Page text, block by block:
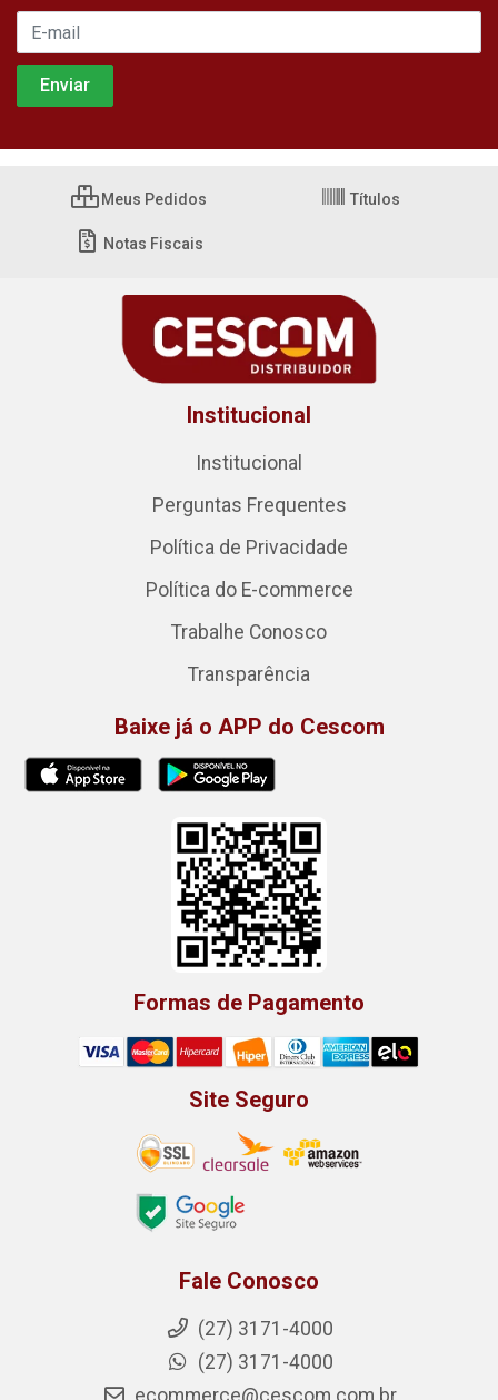
Meus Pedidos Títulos
Notas Fiscais
Institucional
Institucional
Perguntas Frequentes
Política de Privacidade
Política do E-commerce
Trabalhe Conosco
Transparência
Baixe já o APP do Cescom
Formas de Pagamento
Site Seguro
Fale Conosco
(27) 3171-4000
(27) 3171-4000
ecommerce@cescom.com.br